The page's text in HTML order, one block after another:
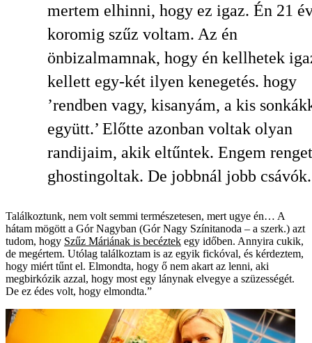
mertem elhinni, hogy ez igaz. Én 21
koromig szűz voltam. Az én
önbizalmamnak, hogy én kellhetek
kellett egy-két ilyen kenegetés. hogy
’rendben vagy, kisanyám, a kis
együtt.’ Előtte azonban voltak olyan
randijaim, akik eltűntek. Engem
ghostingoltak. De jobbnál jobb csávók.
Találkoztunk, nem volt semmi természetesen, mert ugye én… A
hátam mögött a Gór Nagyban (Gór Nagy Színitanoda – a szerk.) azt
tudom, hogy Szűz Máriának is becéztek egy időben. Annyira cukik,
de megértem. Utólag találkoztam is az egyik fickóval, és kérdeztem,
hogy miért tűnt el. Elmondta, hogy ő nem akart az lenni, aki
megbirkózik azzal, hogy most egy lánynak elvegye a szüzességét.
De ez édes volt, hogy elmondta.”